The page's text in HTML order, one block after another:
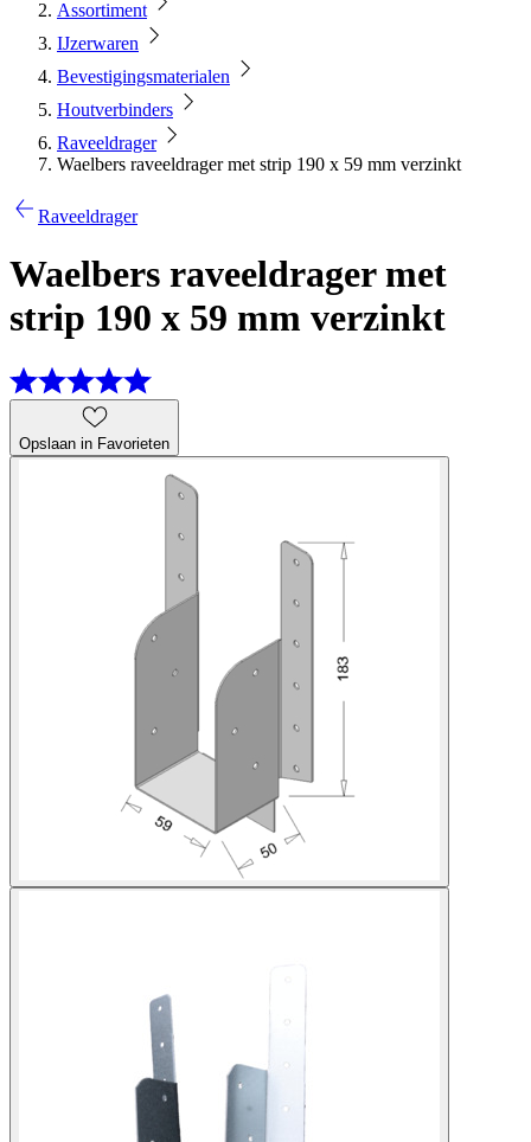
Assortiment
IJzerwaren
Bevestigingsmaterialen
Houtverbinders
Raveeldrager
Waelbers raveeldrager met strip 190 x 59 mm verzinkt
Raveeldrager
Waelbers raveeldrager met
strip 190 x 59 mm verzinkt
Opslaan in Favorieten